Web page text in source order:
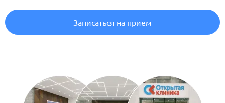
Записаться на прием